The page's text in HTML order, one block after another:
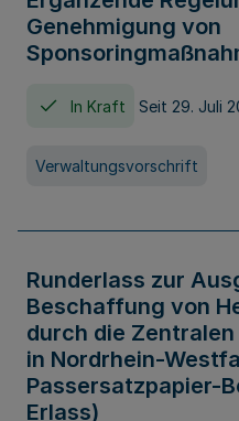
Genehmigung von
In Kraft Seit 29. Juli
Verwaltungsvorschrift
Runderlass zur
Beschaffung von
durch die
in Nordrhein-
Passersatzpapier-
Erlass)